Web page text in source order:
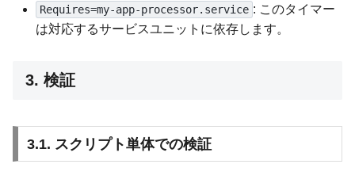
Requires=my-app-processor.service : このタイマー
は対応するサービスユニットに依存します。
3. 検証
3.1. スクリプト単体での検証